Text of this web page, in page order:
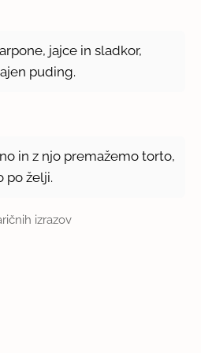
jajce in sladkor,
puding.
in z njo premažemo torto,
po želji.
izrazov